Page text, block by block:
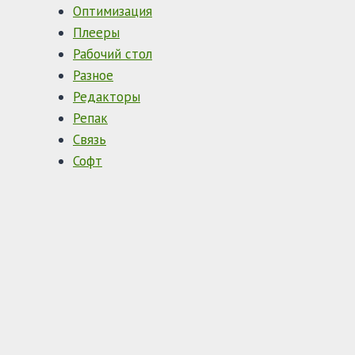
Оптимизация
Плееры
Рабочий стол
Разное
Редакторы
Репак
Связь
Софт